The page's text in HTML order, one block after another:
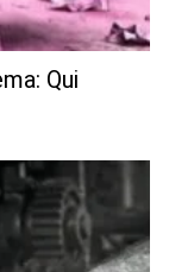
Qui